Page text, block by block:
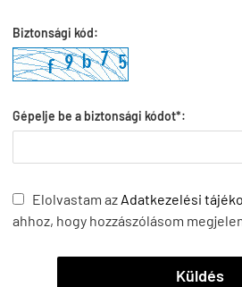
Biztonsági kód:
Gépelje be a biztonsági kódot*:
Elolvastam az Adatkezelési
ahhoz, hogy hozzászólásom
Küldés